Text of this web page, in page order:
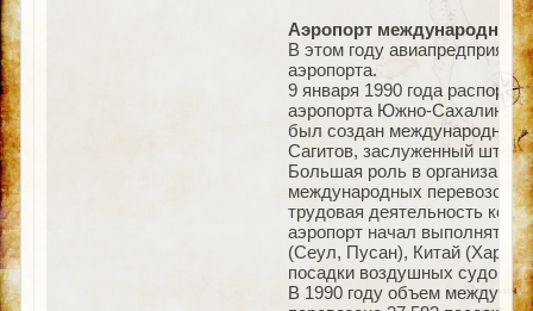
Аэропорт международного
В этом году
аэропорта.
9 января 1990 года
аэропорта Южно-Сахалинск
был создан международный
Сагитов, заслуженный
Большая роль в организации
международных перевозок,
трудовая деятельность
аэропорт начал выполнять
(Сеул, Пусан), Китай
посадки воздушных судов,
В 1990 году объем